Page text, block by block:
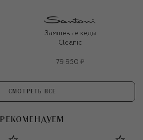
Замшевые кеды
Cleanic
79 950 ₽
СМОТРЕТЬ ВСЕ
РЕКОМЕНДУЕМ